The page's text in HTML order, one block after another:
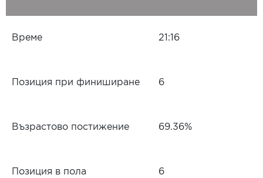
Време 21:16
Позиция при финиширане 6
Възрастово постижение 69.36%
Позиция в пола 6